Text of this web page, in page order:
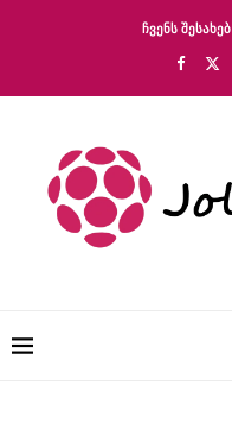
ᲩᲕᲔᲜᲡ ᲨᲔᲡᲐᲮᲔᲑ